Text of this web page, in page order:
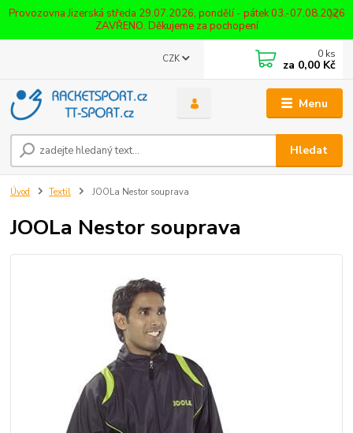
Provozovna Jizerská středa 29.07.2026, pondělí - pátek 03.-07.08.2026
ZAVŘENO. Děkujeme za pochopení
Menu
CZK
Hledat
0 ks
za 0,00 Kč
Úvod Textil JOOLa Nestor souprava
JOOLa Nestor souprava